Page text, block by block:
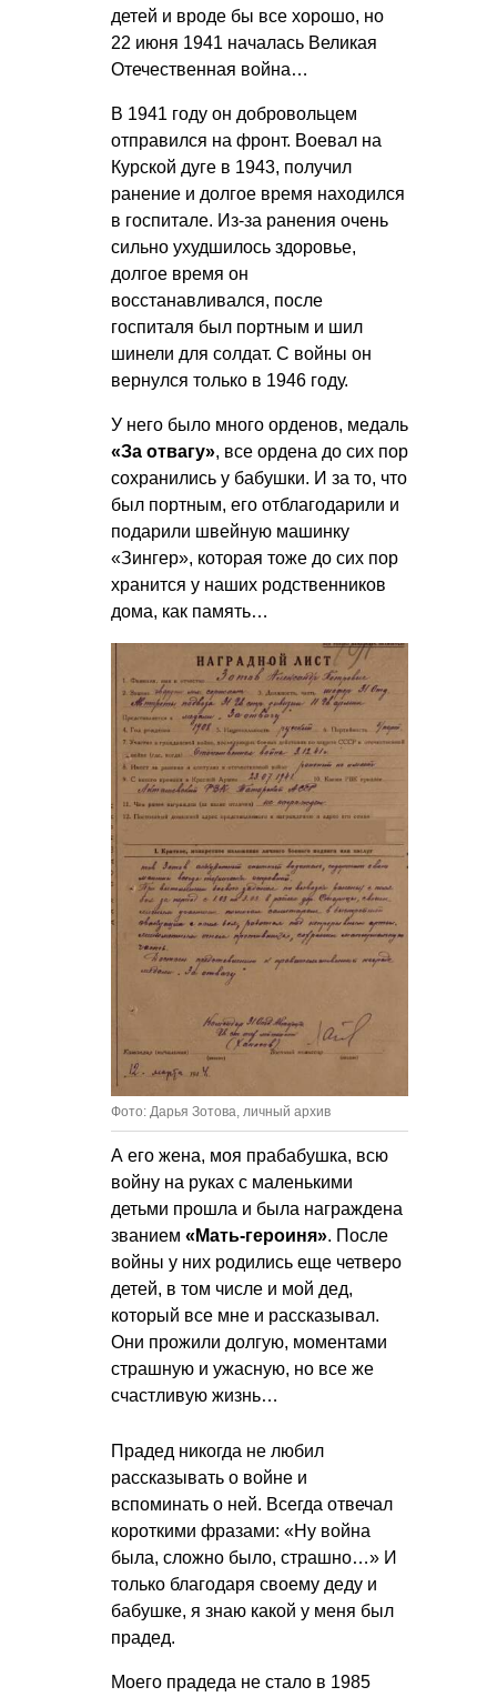
детей и вроде бы все хорошо, но
22 июня 1941 началась Великая
Отечественная война…
В 1941 году он добровольцем
отправился на фронт. Воевал на
Курской дуге в 1943, получил
ранение и долгое время находился
в госпитале. Из-за ранения очень
сильно ухудшилось здоровье,
долгое время он
восстанавливался, после
госпиталя был портным и шил
шинели для солдат. С войны он
вернулся только в 1946 году.
У него было много орденов, медаль
«За отвагу», все ордена до сих пор
сохранились у бабушки. И за то, что
был портным, его отблагодарили и
подарили швейную машинку
«Зингер», которая тоже до сих пор
хранится у наших родственников
дома, как память…
Фото: Дарья Зотова, личный архив
А его жена, моя прабабушка, всю
войну на руках с маленькими
детьми прошла и была награждена
званием «Мать-героиня». После
войны у них родились еще четверо
детей, в том числе и мой дед,
который все мне и рассказывал.
Они прожили долгую, моментами
страшную и ужасную, но все же
счастливую жизнь…
Прадед никогда не любил
рассказывать о войне и
вспоминать о ней. Всегда отвечал
короткими фразами: «Ну война
была, сложно было, страшно…» И
только благодаря своему деду и
бабушке, я знаю какой у меня был
прадед.
Моего прадеда не стало в 1985